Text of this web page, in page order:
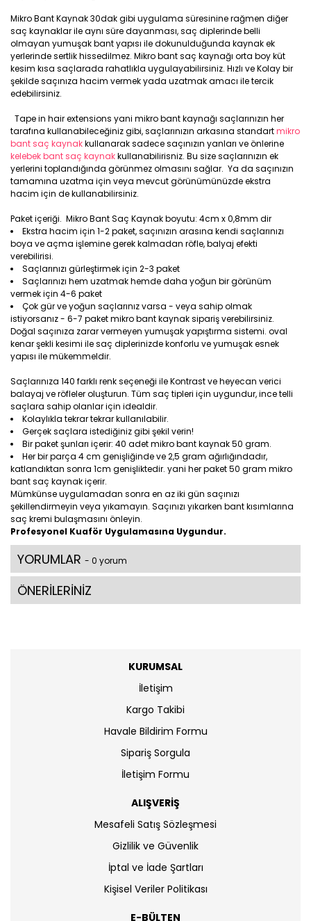
Mikro Bant Kaynak 30dak gibi uygulama süresinine rağmen diğer
saç kaynaklar ile aynı süre dayanması, saç diplerinde belli
olmayan yumuşak bant yapısı ile dokunulduğunda kaynak ek
yerlerinde sertlik hissedilmez. Mikro bant saç kaynağı orta boy küt
kesim kısa saçlarada rahatlıkla uygulayabilirsiniz. Hızlı ve Kolay bir
şekilde saçınıza hacim vermek yada uzatmak amacı ile tercik
edebilirsiniz.
Tape in hair extensions yani mikro bant kaynağı saçlarınızın her
tarafına kullanabileceğiniz gibi, saçlarınızın arkasına standartmikro
bant saç kaynakkullanarak sadece saçınızın yanları ve önlerine
kelebek bant saç kaynakkullanabilirisniz. Bu size saçlarınızın ek
yerlerini toplandığında görünmez olmasını sağlar. Ya da saçınızın
tamamına uzatma için veya mevcut görünümünüzde ekstra
hacim için de kullanabilirsiniz.
Paket içeriği. Mikro Bant Saç Kaynak boyutu: 4cm x 0,8mm dir
Ekstra hacim için 1-2 paket, saçınızın arasına kendi saçlarınızı
boya ve açma işlemine gerek kalmadan röfle, balyaj efekti
verebilirisi.
Saçlarınızı gürleştirmek için 2-3 paket
Saçlarınızı hem uzatmak hemde daha yoğun bir görünüm
vermek için 4-6 paket
Çok gür ve yoğun saçlarınız varsa - veya sahip olmak
istiyorsanız - 6-7 paket mikro bant kaynak sipariş verebilirsiniz.
Doğal saçınıza zarar vermeyen yumuşak yapıştırma sistemi. oval
kenar şekli kesimi ile saç diplerinizde konforlu ve yumuşak esnek
yapısı ile mükemmeldir.
Saçlarınıza 140 farklı renk seçeneği ile Kontrast ve heyecan verici
balayaj ve röfleler oluşturun. Tüm saç tipleri için uygundur, ince telli
saçlara sahip olanlar için idealdir.
Kolaylıkla tekrar tekrar kullanılabilir.
Gerçek saçlara istediğiniz gibi şekil verin!
Bir paket şunları içerir: 40 adet mikro bant kaynak 50 gram.
Her bir parça 4 cm genişliğinde ve 2,5 gram ağırlığındadır,
katlandıktan sonra 1cm genişliktedir. yani her paket 50 gram mikro
bant saç kaynak içerir.
Mümkünse uygulamadan sonra en az iki gün saçınızı
şekillendirmeyin veya yıkamayın. Saçınızı yıkarken bant kısımlarına
saç kremi bulaşmasını önleyin.
Profesyonel Kuaför Uygulamasına Uygundur.
YORUMLAR - 0 yorum
ÖNERİLERİNİZ
KURUMSAL
İletişim
Kargo Takibi
Havale Bildirim Formu
Sipariş Sorgula
İletişim Formu
ALIŞVERİŞ
Mesafeli Satış Sözleşmesi
Gizlilik ve Güvenlik
İptal ve İade Şartları
Kişisel Veriler Politikası
E-BÜLTEN